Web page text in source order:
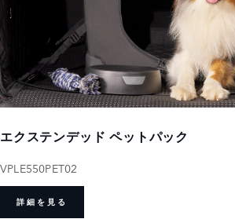
エクステンデッド ペットパック
VPLE550PET02
詳細を見る